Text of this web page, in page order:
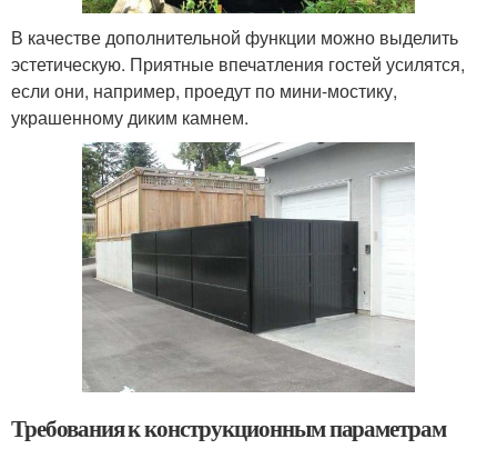
В качестве дополнительной функции можно выделить
эстетическую. Приятные впечатления гостей усилятся,
если они, например, проедут по мини-мостику,
украшенному диким камнем.
Требования к конструкционным параметрам